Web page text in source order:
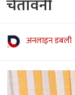
चेतावनी
अनलाइन डबली